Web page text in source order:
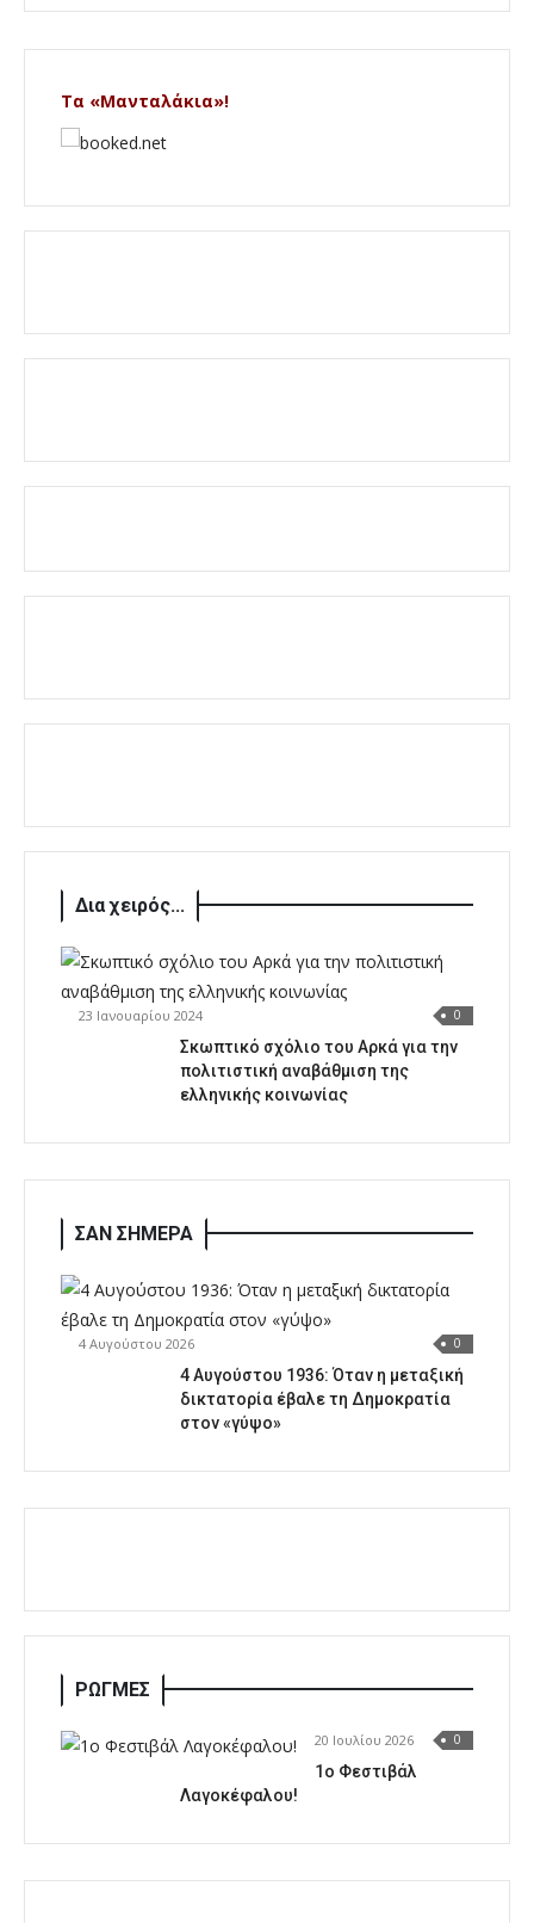
Τα «Μανταλάκια»!
Δια χειρός...
23 Ιανουαρίου 2024 0
Σκωπτικό σχόλιο του Αρκά για την
πολιτιστική αναβάθμιση της
ελληνικής κοινωνίας
ΣΑΝ ΣΗΜΕΡΑ
4 Αυγούστου 2026 0
4 Αυγούστου 1936: Όταν η μεταξική
δικτατορία έβαλε τη Δημοκρατία
στον «γύψο»
ΡΩΓΜΕΣ
20 Ιουλίου 2026 0
1o Φεστιβάλ
Λαγοκέφαλου!